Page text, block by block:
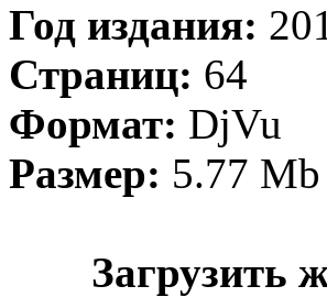
Год издания:
Страниц: 64
Формат: DjVu
Размер: 5.77 Mb
Загрузить